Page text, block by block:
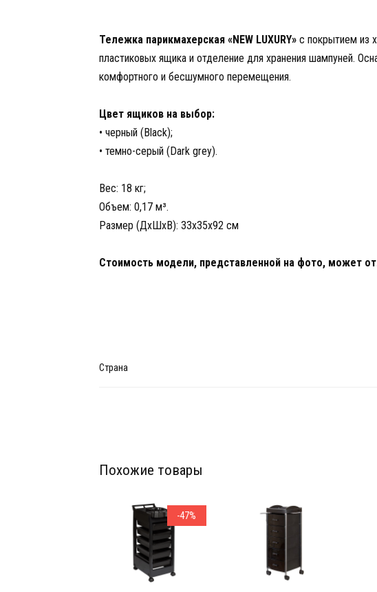
Тележка парикмахерская «NEW LUXURY» с покрытием из
пластиковых ящика и отделение для хранения шампуней.
комфортного и бесшумного перемещения.
Цвет ящиков на выбор:
• черный (Black);
• темно-серый (Dark grey).
Вес: 18 кг;
Объем: 0,17 м³.
Размер (ДхШхВ): 33x35x92 см
Стоимость модели, представленной на фото, может
Страна
Похожие товары
-47%